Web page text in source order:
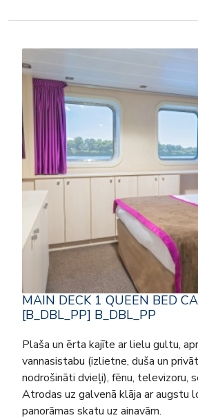
MAIN DECK 1 QUEEN BED
[B_DBL_PP] B_DBL_PP
Plaša un ērta kajīte ar lielu gultu,
vannasistabu (izlietne, duša un
nodrošināti dvieļi), fēnu, televizoru,
Atrodas uz galvenā klāja ar augstu
panorāmas skatu uz ainavām.